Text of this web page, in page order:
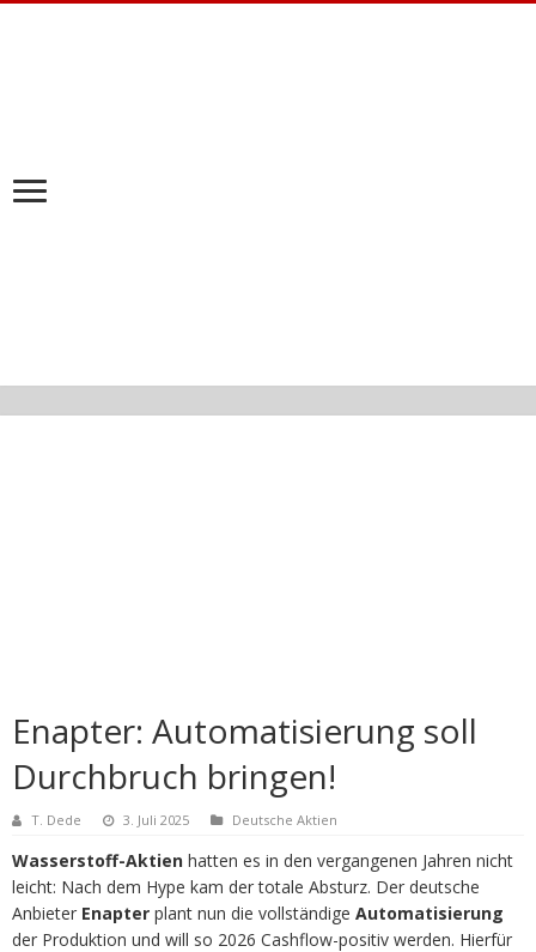
Enapter: Automatisierung soll
Durchbruch bringen!
T. Dede 3. Juli 2025 Deutsche Aktien
Wasserstoff-Aktien hatten es in den vergangenen Jahren nicht
leicht: Nach dem Hype kam der totale Absturz. Der deutsche
Anbieter Enapter plant nun die vollständige Automatisierung
der Produktion und will so 2026 Cashflow-positiv werden. Hierfür